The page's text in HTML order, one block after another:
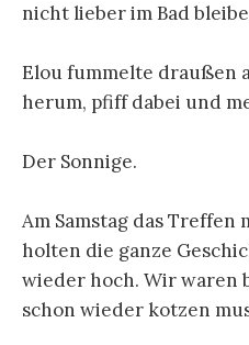
nicht lieber im Bad
Elou fummelte draußen
herum, pfiff dabei und
Der Sonnige.
Am Samstag das Treffen
holten die ganze
wieder hoch. Wir waren
schon wieder kotzen